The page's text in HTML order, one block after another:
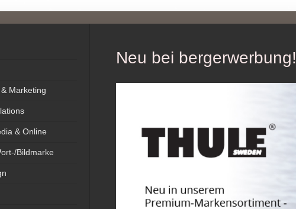
Marketing
& Online
Bildmarke
Neu bei bergerwerbung!